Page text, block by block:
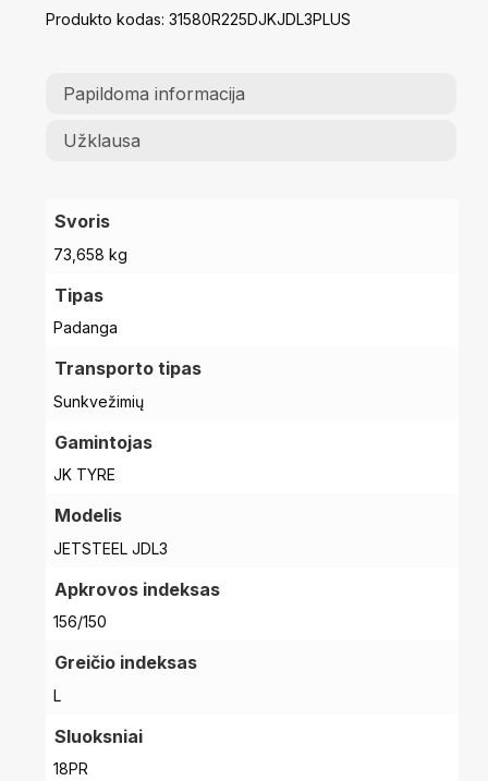
Produkto kodas: 31580R225DJKJDL3PLUS
Papildoma informacija
Užklausa
Svoris
73,658 kg
Tipas
Padanga
Transporto tipas
Sunkvežimių
Gamintojas
JK TYRE
Modelis
JETSTEEL JDL3
Apkrovos indeksas
156/150
Greičio indeksas
L
Sluoksniai
18PR